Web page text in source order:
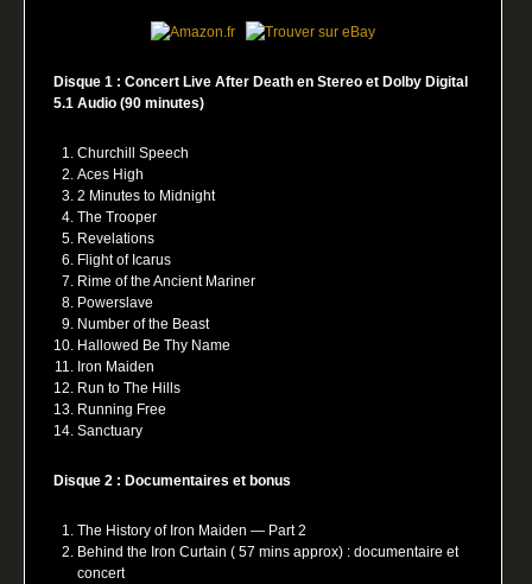
Disque 1 : Concert Live After Death en Stereo et Dolby Digital
5.1 Audio (90 minutes)
Churchill Speech
Aces High
2 Minutes to Midnight
The Trooper
Revelations
Flight of Icarus
Rime of the Ancient Mariner
Powerslave
Number of the Beast
Hallowed Be Thy Name
Iron Maiden
Run to The Hills
Running Free
Sanctuary
Disque 2 : Documentaires et bonus
The History of Iron Maiden — Part 2
Behind the Iron Curtain ( 57 mins approx) : documentaire et
concert